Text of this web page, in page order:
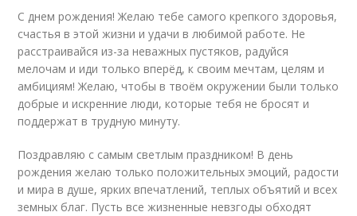
С днем рождения! Желаю тебе самого крепкого здоровья,
счастья в этой жизни и удачи в любимой работе. Не
расстраивайся из-за неважных пустяков, радуйся
мелочам и иди только вперёд, к своим мечтам, целям и
амбициям! Желаю, чтобы в твоём окружении были только
добрые и искренние люди, которые тебя не бросят и
поддержат в трудную минуту.
Поздравляю с самым светлым праздником! В день
рождения желаю только положительных эмоций, радости
и мира в душе, ярких впечатлений, теплых объятий и всех
земных благ. Пусть все жизненные невзгоды обходят